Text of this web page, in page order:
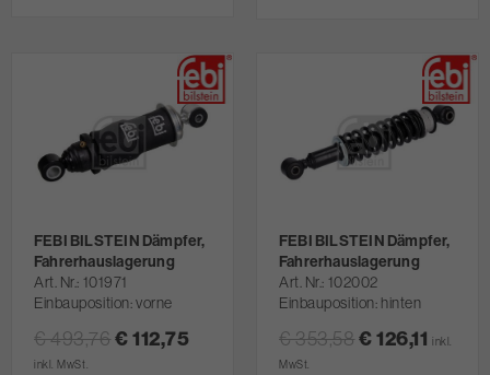
FEBI BILSTEIN Dämpfer,
Fahrerhauslagerung
Art. Nr. 101971
Einbauposition: vorne
€ 493,76€ 112,75
inkl. MwSt.
FEBI BILSTEIN Dämpfer,
Fahrerhauslagerung
Art. Nr. 102002
Einbauposition: hinten
€ 353,58€ 126,11inkl.
MwSt.